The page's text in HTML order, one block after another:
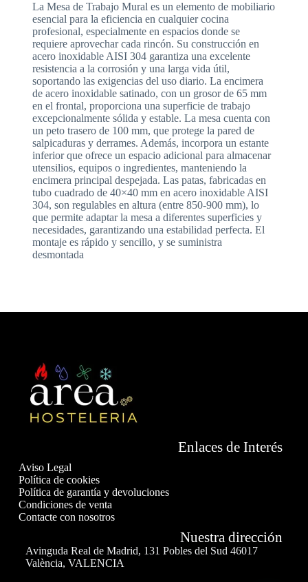
La Mesa de Trabajo Mural es un elemento de mobiliario
esencial para la eficiencia en cualquier cocina
profesional, especialmente en espacios donde se
requiere aprovechar cada rincón. Su construcción en
acero inoxidable AISI 304 garantiza una excelente
resistencia a la corrosión y una larga vida útil,
soportando las exigencias del uso diario. La encimera
de acero inoxidable satinado, con un grosor de 65 mm
en el frontal, proporciona una superficie de trabajo
excepcionalmente sólida y estable. La mesa cuenta con
un peto trasero de 100 mm, que protege la pared de
salpicaduras y derrames. Además, incorpora un estante
inferior que ofrece un espacio adicional para almacenar
utensilios, equipos o ingredientes, manteniendo la
encimera principal despejada. Las patas, fabricadas en
tubo cuadrado de 40×40 mm en acero inoxidable AISI
304, son regulables en altura (entre 850-900 mm), lo
que permite adaptar la mesa a diferentes superficies y
necesidades, garantizando una estabilidad perfecta. El
montaje es rápido y sencillo, y se suministra
desmontada
Enlaces de Interés
Aviso Legal
Política de cookies
Política de garantía y devoluciones
Condiciones de venta
Contacte con nosotros
Nuestra dirección
Avinguda Real de Madrid, 131 Pobles del Sud 46017
València, VALENCIA